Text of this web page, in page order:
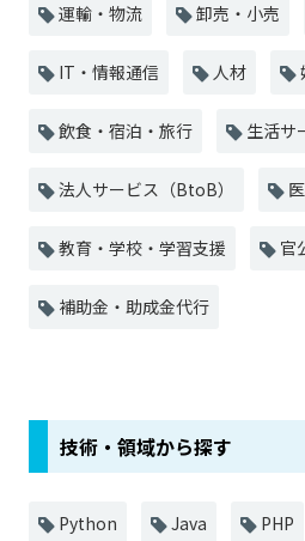
運輸・物流 卸売・小売
IT・情報通信 人材
飲食・宿泊・旅行 生活サ
法人サービス（BtoB）
教育・学校・学習支援 官
補助金・助成金代行
技術・領域から探す
Python Java PHP